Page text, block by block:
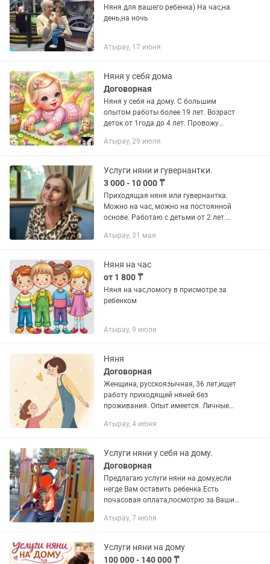
Няня для вашего ребенка) На час,на
день,на ночь
Атырау, 17 июня
Няня у себя дома
Договорная
Няня у себя на дому. С большим
опытом работы более 19 лет. Возраст
деток от 1года до 4 лет. Провожу
разовое питание,фрукты.Подробности
Атырау, 29 июля
Услуги няни и гувернантки.
3 000 - 10 000 ₸
Приходящая няня или гувернантка.
Можно на час, можно на постоянной
основе. Работаю с детьми от 2 лет.
работы в детском саду и учебных
Атырау, 31 мая
Няня на час
от 1 800 ₸
Няня на час,помогу в присмотре за
ребенком
Атырау, 9 июля
Няня
Договорная
Женщина, русскоязычная, 36 лет,ищет
работу приходящей няней без
проживания. Опыт имеется. Личные
пунктуальность, доброжелательность,
отсутствие...
Атырау, 4 июня
Услуги няни у себя на дому.
Договорная
Предлагаю услуги няни на дому,если
негде Вам оставить ребенка.Есть
почасовая оплата,посмотрю за Вашим
имеется.Договоримся.Максимальные
Атырау, 7 июля
Услуги няни на дому
100 000 - 140 000 ₸